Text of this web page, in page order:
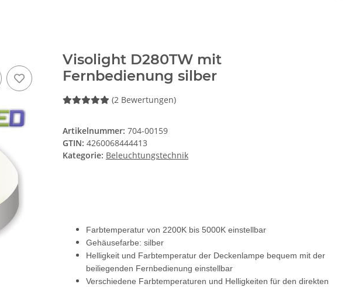
Visolight D280TW mit
Fernbedienung silber
(2 Bewertungen)
Artikelnummer: 704-00159
GTIN: 4260068444413
Kategorie: Beleuchtungstechnik
Farbtemperatur von 2200K bis 5000K einstellbar
Gehäusefarbe: silber
Helligkeit und Farbtemperatur der Deckenlampe bequem mit der
beiliegenden Fernbedienung einstellbar
Verschiedene Farbtemperaturen und Helligkeiten für den direkten